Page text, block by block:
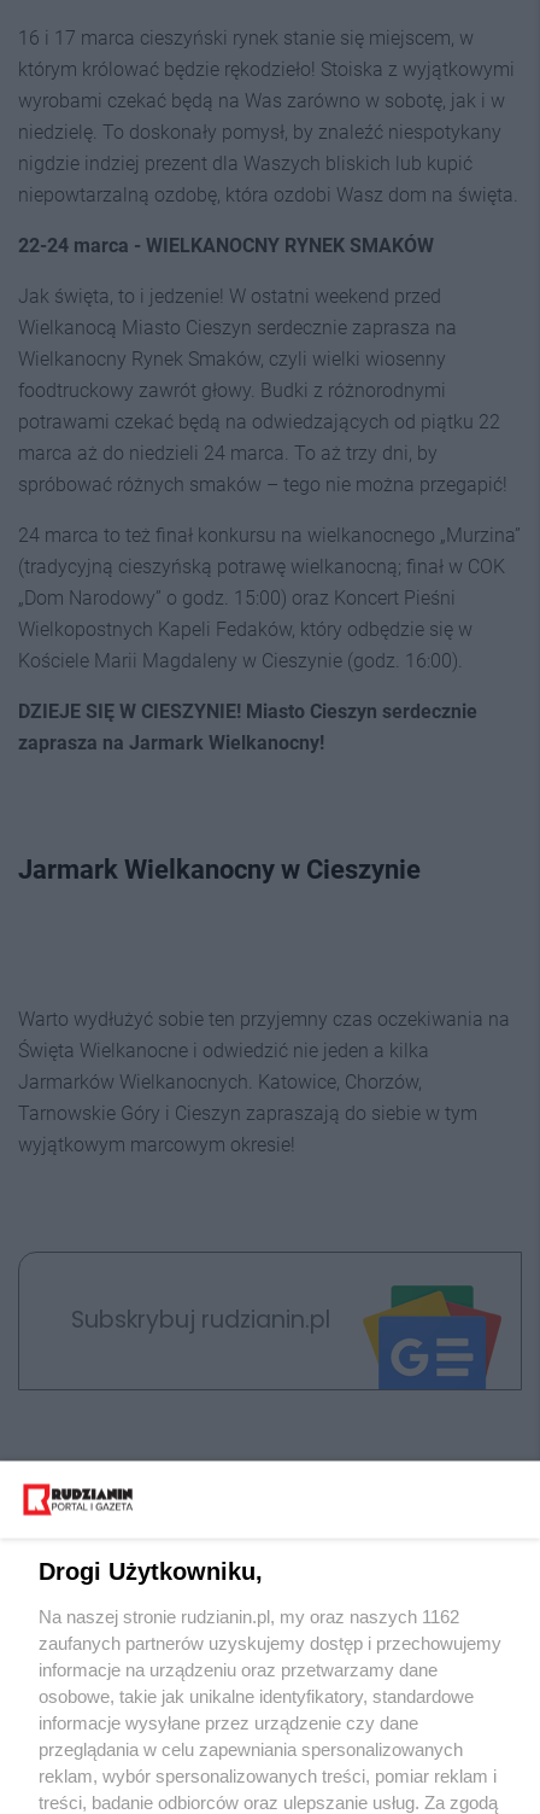
16 i 17 marca cieszyński rynek stanie się miejscem, w
którym królować będzie rękodzieło! Stoiska z wyjątkowymi
wyrobami czekać będą na Was zarówno w sobotę, jak i w
niedzielę. To doskonały pomysł, by znaleźć niespotykany
nigdzie indziej prezent dla Waszych bliskich lub kupić
niepowtarzalną ozdobę, która ozdobi Wasz dom na święta.
22-24 marca - WIELKANOCNY RYNEK SMAKÓW
Jak święta, to i jedzenie! W ostatni weekend przed
Wielkanocą Miasto Cieszyn serdecznie zaprasza na
Wielkanocny Rynek Smaków, czyli wielki wiosenny
foodtruckowy zawrót głowy. Budki z różnorodnymi
potrawami czekać będą na odwiedzających od piątku 22
marca aż do niedzieli 24 marca. To aż trzy dni, by
spróbować różnych smaków – tego nie można przegapić!
24 marca to też finał konkursu na wielkanocnego „Murzina”
(tradycyjną cieszyńską potrawę wielkanocną; finał w COK
„Dom Narodowy” o godz. 15:00) oraz Koncert Pieśni
Wielkopostnych Kapeli Fedaków, który odbędzie się w
Kościele Marii Magdaleny w Cieszynie (godz. 16:00).
DZIEJE SIĘ W CIESZYNIE! Miasto Cieszyn serdecznie
zaprasza na Jarmark Wielkanocny!
Jarmark Wielkanocny w Cieszynie
Warto wydłużyć sobie ten przyjemny czas oczekiwania na
Święta Wielkanocne i odwiedzić nie jeden a kilka
Jarmarków Wielkanocnych. Katowice, Chorzów,
Tarnowskie Góry i Cieszyn zapraszają do siebie w tym
wyjątkowym marcowym okresie!
Subskrybuj rudzianin.pl
Wydawca mediów lokalnych
Nie zapomnij
polityką prywatności regulamin korzystania z portali
Drogi Użytkowniku,
Na naszej stronie rudzianin.pl, my oraz naszych 1162
zaufanych partnerów uzyskujemy dostęp i przechowujemy
informacje na urządzeniu oraz przetwarzamy dane
osobowe, takie jak unikalne identyfikatory, standardowe
informacje wysyłane przez urządzenie czy dane
przeglądania w celu zapewniania spersonalizowanych
reklam, wybór spersonalizowanych treści, pomiar reklam i
treści, badanie odbiorców oraz ulepszanie usług. Za zgodą